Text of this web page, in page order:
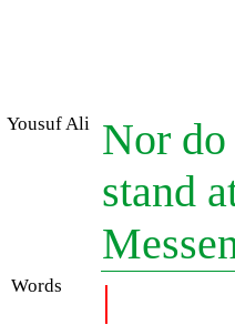
Yousuf Ali
Nor
stand
Words |